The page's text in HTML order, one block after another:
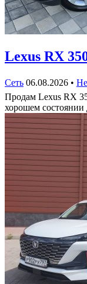
Lexus RX
Сеть 06.08.2026 •
Продам Lexus RX
хорошем